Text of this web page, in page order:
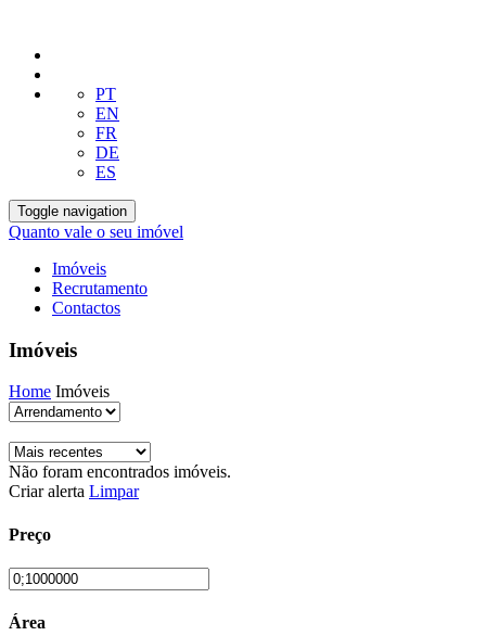
PT
EN
FR
DE
ES
Toggle navigation
Quanto vale o seu imóvel
Imóveis
Recrutamento
Contactos
Imóveis
Home Imóveis
Não foram encontrados imóveis.
Criar alerta Limpar
Preço
Área